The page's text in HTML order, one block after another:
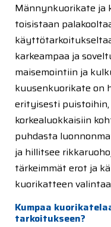
Männynkuorikate ja
toisistaan
karkeampaa ja
maisemointiin ja
kuusenkuorikate on
erityisesti puistoihin,
korkealuokkaisiin
puhdasta
ja hillitsee
tärkeimmät erot ja
kuorikatteen
Kumpaa
tarkoitukseen?